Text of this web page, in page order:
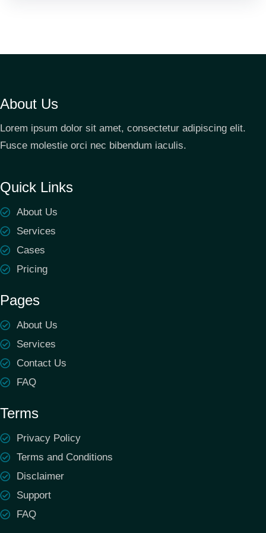
About Us
Lorem ipsum dolor sit amet, consectetur adipiscing elit.
Fusce molestie orci nec bibendum iaculis.
Quick Links
About Us
Services
Cases
Pricing
Pages
About Us
Services
Contact Us
FAQ
Terms
Privacy Policy
Terms and Conditions
Disclaimer
Support
FAQ